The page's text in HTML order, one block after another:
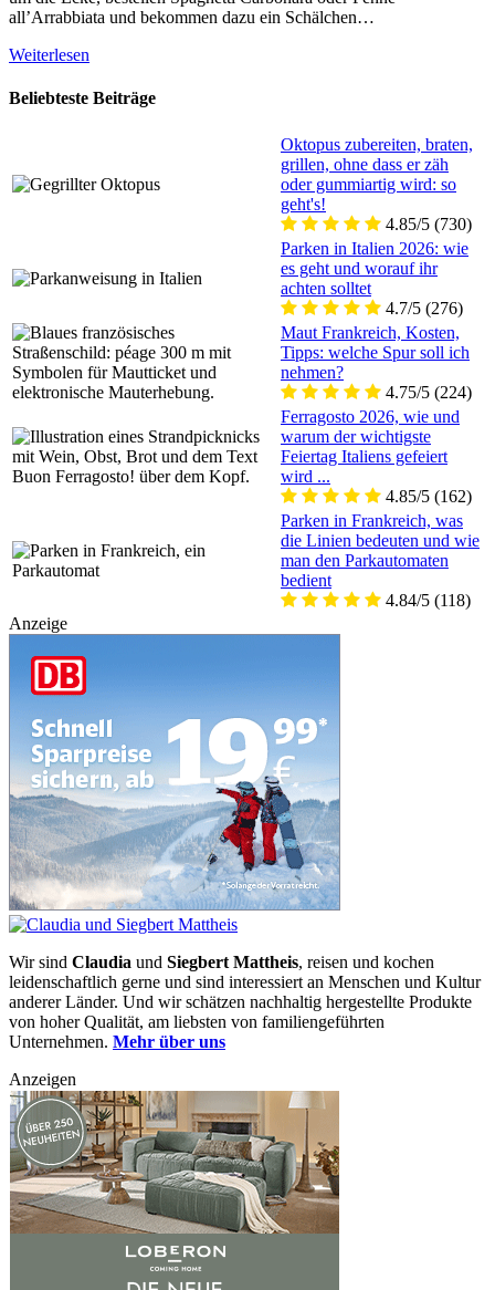
all’Arrabbiata und bekommen dazu ein Schälchen…
Weiterlesen
Beliebteste Beiträge
Oktopus zubereiten, braten,
grillen, ohne dass er zäh
oder gummiartig wird: so
geht's!
4.85/5 (730)
Parken in Italien 2026: wie
es geht und worauf ihr
achten solltet
4.7/5 (276)
Maut Frankreich, Kosten,
Tipps: welche Spur soll ich
nehmen?
4.75/5 (224)
Ferragosto 2026, wie und
warum der wichtigste
Feiertag Italiens gefeiert
wird ...
4.85/5 (162)
Parken in Frankreich, was
die Linien bedeuten und wie
man den Parkautomaten
bedient
4.84/5 (118)
Anzeige
Wir sind Claudia und Siegbert Mattheis, reisen und kochen
leidenschaftlich gerne und sind interessiert an Menschen und Kultur
anderer Länder. Und wir schätzen nachhaltig hergestellte Produkte
von hoher Qualität, am liebsten von familiengeführten
Unternehmen. Mehr über uns
Anzeigen